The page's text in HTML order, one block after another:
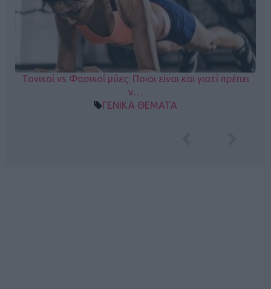
Τονικοί vs Φασικοί μύες: Ποιοι είναι και γιατί πρέπει
ν…
ΓΕΝΙΚΑ ΘΕΜΑΤΑ